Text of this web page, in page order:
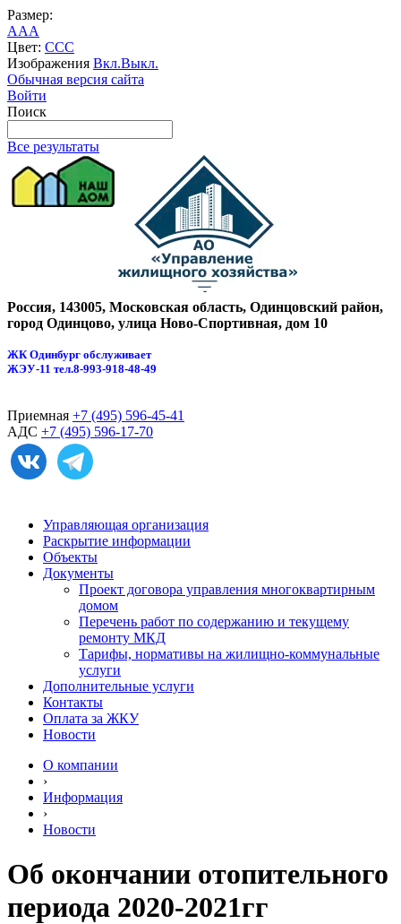
Размер:
AAA
Цвет: CCC
Изображения Вкл.Выкл.
Обычная версия сайта
Войти
Поиск
Все результаты
Россия, 143005, Московская область, Одинцовский район,
город Одинцово, улица Ново-Спортивная, дом 10
ЖК Одинбург обслуживает
ЖЭУ-11 тел.8-993-918-48-49
Приемная +7 (495) 596-45-41
АДС +7 (495) 596-17-70
Управляющая организация
Раскрытие информации
Объекты
Документы
Проект договора управления многоквартирным
домом
Перечень работ по содержанию и текущему
ремонту МКД
Тарифы, нормативы на жилищно-коммунальные
услуги
Дополнительные услуги
Контакты
Оплата за ЖКУ
Новости
О компании
›
Информация
›
Новости
Об окончании отопительного
периода 2020-2021гг